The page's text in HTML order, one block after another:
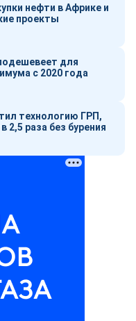
нефти в Африке и
проекты
для
с 2020 года
технологию ГРП,
раза без бурения